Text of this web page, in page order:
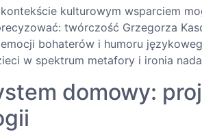
kulturowym wsparciem
twórczość Grzegorza
bohaterów i humoru
w spektrum metafory i ironia
domowy: